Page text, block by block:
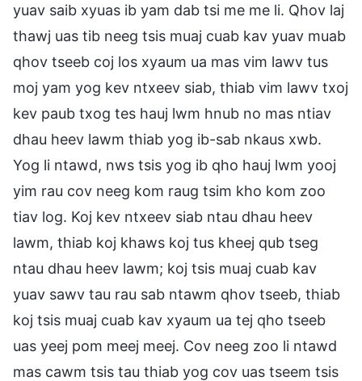
yuav saib xyuas ib yam dab tsi me me li. Qhov laj
thawj uas tib neeg tsis muaj cuab kav yuav muab
qhov tseeb coj los xyaum ua mas vim lawv tus
moj yam yog kev ntxeev siab, thiab vim lawv txoj
kev paub txog tes hauj lwm hnub no mas ntiav
dhau heev lawm thiab yog ib-sab nkaus xwb.
Yog li ntawd, nws tsis yog ib qho hauj lwm yooj
yim rau cov neeg kom raug tsim kho kom zoo
tiav log. Koj kev ntxeev siab ntau dhau heev
lawm, thiab koj khaws koj tus kheej qub tseg
ntau dhau heev lawm; koj tsis muaj cuab kav
yuav sawv tau rau sab ntawm qhov tseeb, thiab
koj tsis muaj cuab kav xyaum ua tej qho tseeb
uas yeej pom meej meej. Cov neeg zoo li ntawd
mas cawm tsis tau thiab yog cov uas tseem tsis